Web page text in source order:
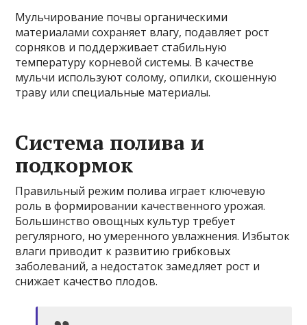
Мульчирование почвы органическими
материалами сохраняет влагу, подавляет рост
сорняков и поддерживает стабильную
температуру корневой системы. В качестве
мульчи используют солому, опилки, скошенную
траву или специальные материалы.
Система полива и
подкормок
Правильный режим полива играет ключевую
роль в формировании качественного урожая.
Большинство овощных культур требует
регулярного, но умеренного увлажнения. Избыток
влаги приводит к развитию грибковых
заболеваний, а недостаток замедляет рост и
снижает качество плодов.